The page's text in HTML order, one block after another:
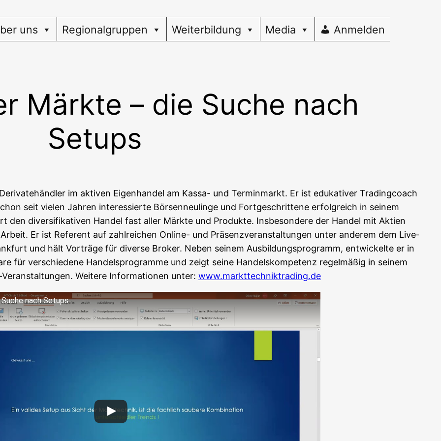
uns Regionalgruppen Weiterbildung Media Anmelden
Märkte – die Suche nach
Setups
im akti­ven Eigen­han­del am Kas­sa- und Ter­min­markt. Er ist edu­ka­ti­ver Tra­ding­coach
seit vie­len Jah­ren inter­es­sier­te Bör­sen­neu­lin­ge und Fort­ge­schrit­te­ne erfolg­reich in sei­nem
den diver­si­fi­ka­ti­ven Han­del fast aller Märk­te und Pro­duk­te. Ins­be­son­de­re der Han­del mit Akti­en
Er ist Refe­rent auf zahl­rei­chen Online- und Prä­senz­ver­an­stal­tun­gen unter ande­rem dem Live­
und hält Vor­trä­ge für diver­se Bro­ker. Neben sei­nem Aus­bil­dungs­pro­gramm, ent­wi­ckel­te er in
für ver­schie­de­ne Han­dels­pro­gram­me und zeigt sei­ne Han­dels­kom­pe­tenz regel­mä­ßig in sei­nem
Wei­te­re Infor­ma­tio­nen unter: www.markttechniktrading.de
nach Setups